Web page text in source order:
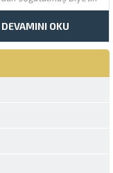
çekilmesini sağlar.
ve dönme hızları
Çekme sistemi; özel
redüktöre bağlanan
DEVAMINI OKU